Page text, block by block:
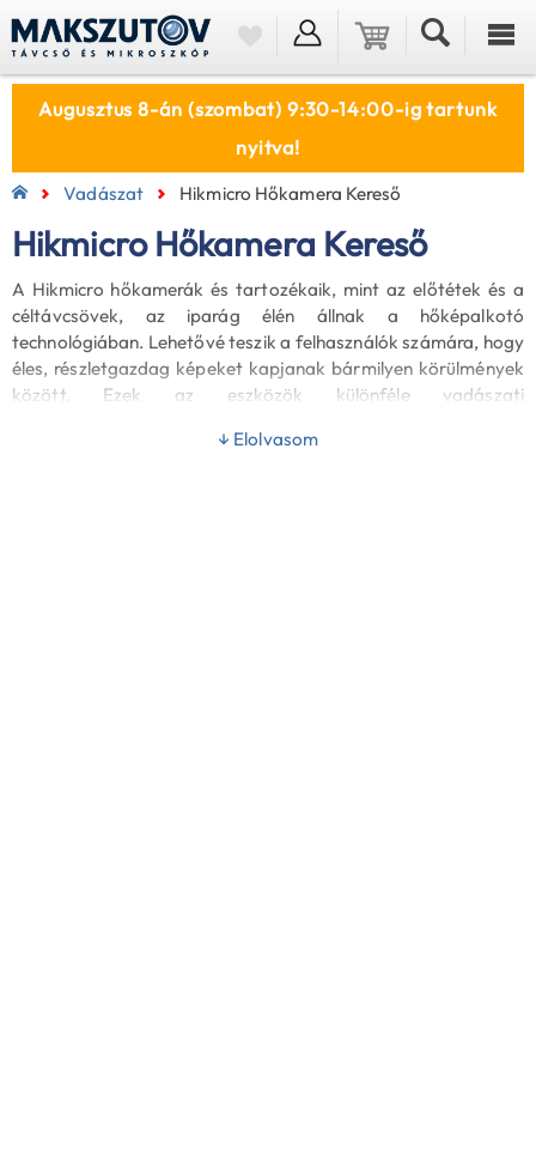
Augusztus 8-án (szombat) 9:30-14:00-ig tartunk
nyitva!
Vadászat Hikmicro Hőkamera Kereső
Hikmicro Hőkamera Kereső
A Hikmicro hőkamerák és tartozékaik, mint az előtétek és a
céltávcsövek, az iparág élén állnak a hőképalkotó
technológiában. Lehetővé teszik a felhasználók számára, hogy
éles, részletgazdag képeket kapjanak bármilyen körülmények
között. Ezek az eszközök különféle vadászati
fényviszonyok vagy teljes sötétség esetén is, biztosítva ezzel a
↓ Elolvasom